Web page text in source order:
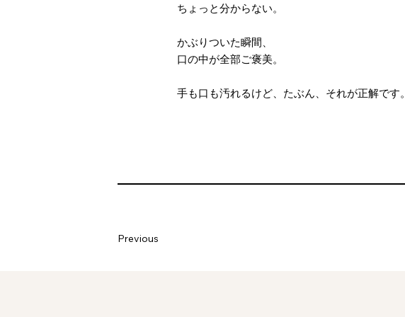
ちょっと分からない。
かぶりついた瞬間、
口の中が全部ご褒美。
手も口も汚れるけど、たぶん、それが正解です。
Previous